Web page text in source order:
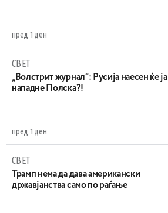
пред 1 ден
СВЕТ
„Волстрит журнал“: Русија наесен ќе ја
нападне Полска?!
пред 1 ден
СВЕТ
Трамп нема да дава американски
државјанства само по раѓање